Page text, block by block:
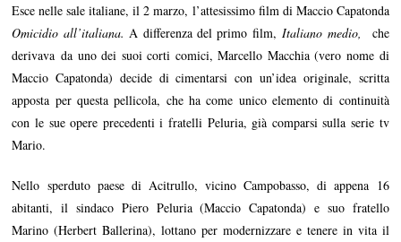
z
o
2
0
7
Esce nelle sale italiane, il 2 marzo, l’attesissimo film di Maccio Capatonda
Omicidio all’italiana.A differenza del primo film,Italiano medio, che
derivava da uno dei suoi corti comici, Marcello Macchia (vero nome di
Maccio Capatonda) decide di cimentarsi con un’idea originale, scritta
apposta per questa pellicola, che ha come unico elemento di continuità
con le sue opere precedenti i fratelli Peluria, già comparsi sulla serie tv
Mario.
Nello sperduto paese di Acitrullo, vicino Campobasso, di appena 16
abitanti, il sindaco Piero Peluria (Maccio Capatonda) e suo fratello
Marino (Herbert Ballerina), lottano per modernizzare e tenere in vita il